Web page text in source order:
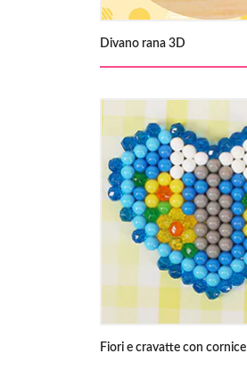
Divano rana 3D
Fiori e cravatte con